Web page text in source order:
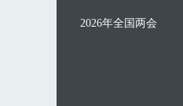
2026年全国两会